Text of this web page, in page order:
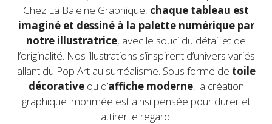
Chez La Baleine Graphique, chaque tableau est
imaginé et dessiné à la palette numérique par
notre illustratrice, avec le souci du détail et de
l’originalité. Nos illustrations s’inspirent d’univers variés
allant du Pop Art au surréalisme. Sous forme de toile
décorativeou d’affiche moderne, la création
graphique imprimée est ainsi pensée pour durer et
attirer le regard.